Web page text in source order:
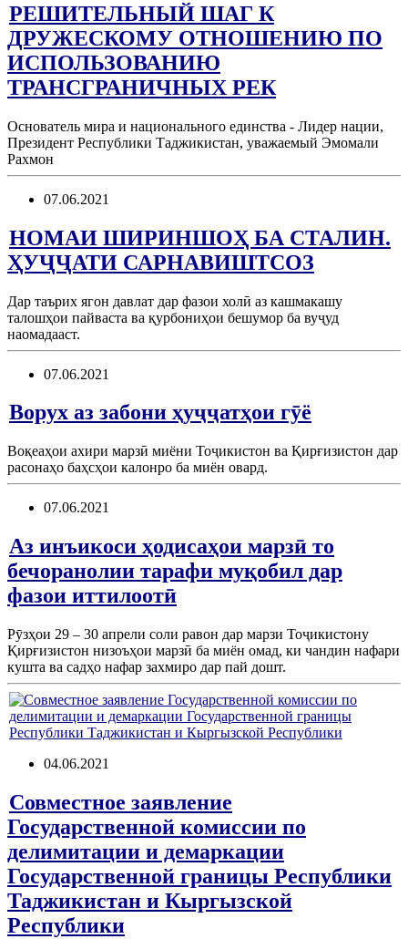
РЕШИТЕЛЬНЫЙ ШАГ К
ДРУЖЕСКОМУ ОТНОШЕНИЮ ПО
ИСПОЛЬЗОВАНИЮ
ТРАНСГРАНИЧНЫХ РЕК
Основатель мира и национального единства - Лидер нации,
Президент Республики Таджикистан, уважаемый Эмомали
Рахмон
07.06.2021
НОМАИ ШИРИНШОҲ БА СТАЛИН.
ҲУҶҶАТИ САРНАВИШТСОЗ
Дар таърих ягон давлат дар фазои холӣ аз кашмакашу
талошҳои пайваста ва қурбониҳои бешумор ба вуҷуд
наомадааст.
07.06.2021
Ворух аз забони ҳуҷҷатҳои гӯё
Воқеаҳои ахири марзӣ миёни Тоҷикистон ва Қирғизистон дар
расонаҳо баҳсҳои калонро ба миён овард.
07.06.2021
Аз инъикоси ҳодисаҳои марзӣ то
бечоранолии тарафи муқобил дар
фазои иттилоотӣ
Рӯзҳои 29 – 30 апрели соли равон дар марзи Тоҷикистону
Қирғизистон низоъҳои марзӣ ба миён омад, ки чандин нафари
кушта ва садҳо нафар захмиро дар пай дошт.
04.06.2021
Совместное заявление
Государственной комиссии по
делимитации и демаркации
Государственной границы Республики
Таджикистан и Кыргызской
Республики